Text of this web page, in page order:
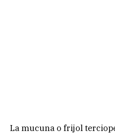
La mucuna o frijol